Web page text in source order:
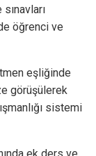
öğrenci ve
eşliğinde
görüşülerek
sistemi
ek ders ve